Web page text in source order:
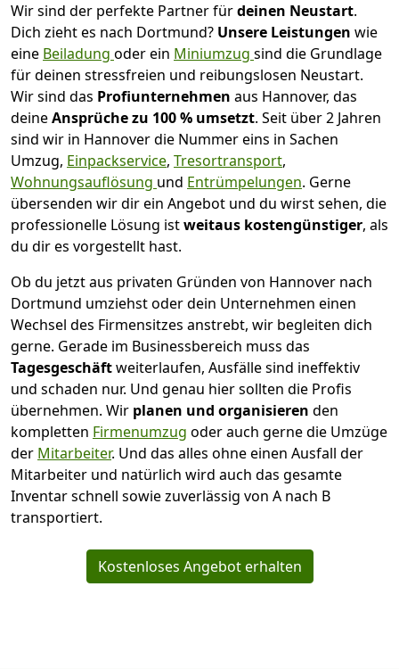
Wir sind der perfekte Partner fürdeinen Neustart.
Dich zieht es nach Dortmund? Unsere Leistungen wie
eine Beiladung oder ein Miniumzug sind die Grundlage
für deinen stressfreien und reibungslosen Neustart.
Wir sind das Profiunternehmen aus Hannover, das
deineAnsprüche zu 100 % umsetzt. Seit über 2 Jahren
sind wir in Hannover die Nummer eins in Sachen
Umzug, Einpackservice, Tresortransport,
Wohnungsauflösung und Entrümpelungen. Gerne
übersenden wir dir ein Angebot und du wirst sehen, die
professionelle Lösung istweitaus kostengünstiger, als
du dir es vorgestellt hast.
Ob du jetzt aus privaten Gründen von Hannover nach
Dortmund umziehst oder dein Unternehmen einen
Wechsel des Firmensitzes anstrebt, wir begleiten dich
gerne. Gerade im Businessbereich muss das
Tagesgeschäftweiterlaufen, Ausfälle sind ineffektiv
und schaden nur. Und genau hier sollten die Profis
übernehmen. Wir planen und organisieren den
kompletten Firmenumzug oder auch gerne die Umzüge
der Mitarbeiter. Und das alles ohne einen Ausfall der
Mitarbeiter und natürlich wird auch das gesamte
Inventar schnell sowie zuverlässig von A nach B
transportiert.
Kostenloses Angebot erhalten